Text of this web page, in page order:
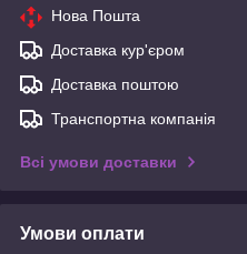
Нова Пошта
Доставка кур'єром
Доставка поштою
Транспортна компанія
Всі умови доставки
Умови оплати